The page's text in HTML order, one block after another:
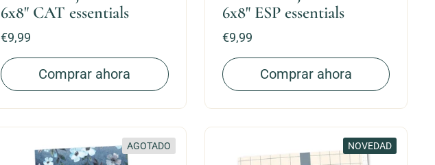
6x8" CAT essentials
Precio:
€9,99
Comprar ahora
6x8" ESP essentials
Precio:
€9,99
Comprar ahora
AGOTADO NOVEDAD